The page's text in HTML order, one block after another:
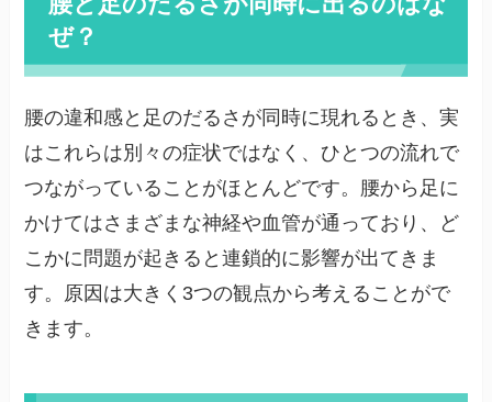
ぜ？
腰の違和感と足のだるさが同時に現れるとき、実
はこれらは別々の症状ではなく、ひとつの流れで
つながっていることがほとんどです。腰から足に
かけてはさまざまな神経や血管が通っており、ど
こかに問題が起きると連鎖的に影響が出てきま
す。原因は大きく3つの観点から考えることがで
きます。